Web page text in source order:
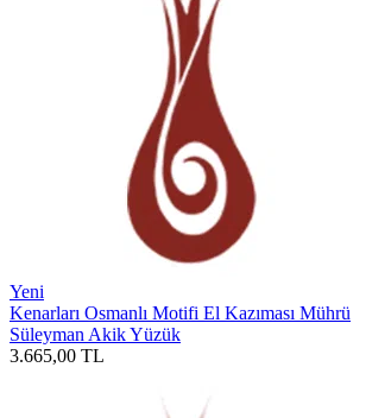
Yeni
Kenarları Osmanlı Motifi El Kazıması Mührü
Süleyman Akik Yüzük
3.665,00 TL